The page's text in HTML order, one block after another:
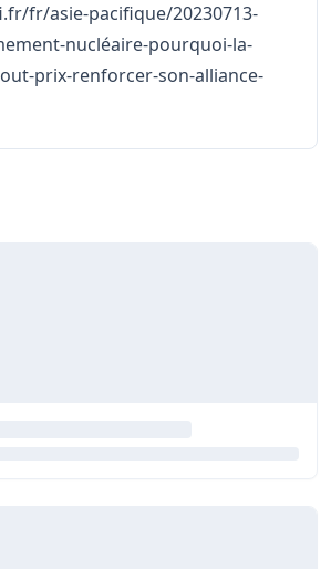
fr/asie-pacifique/20230713-
nucléaire-pourquoi-la-
prix-renforcer-son-alliance-